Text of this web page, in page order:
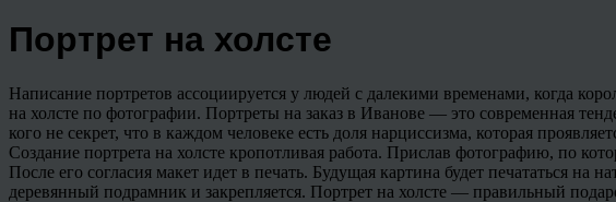
Портрет на холсте
Написание портретов ассоциируется у людей с далекими временами, когда
на холсте по фотографии. Портреты на заказ в Иванове — это современная
кого не секрет, что в каждом человеке есть доля нарциссизма, которая
Создание портрета на холсте кропотливая работа. Прислав фотографию, по
После его согласия макет идет в печать. Будущая картина будет печататься
деревянный подрамник и закрепляется. Портрет на холсте — правильный